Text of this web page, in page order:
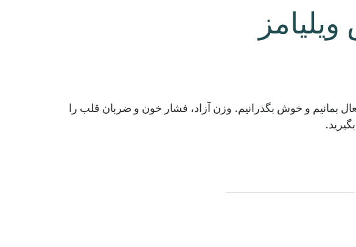
بمانیم و خوش بگذرانیم. وزن آزاد، فشار خون و ضربان قلب را